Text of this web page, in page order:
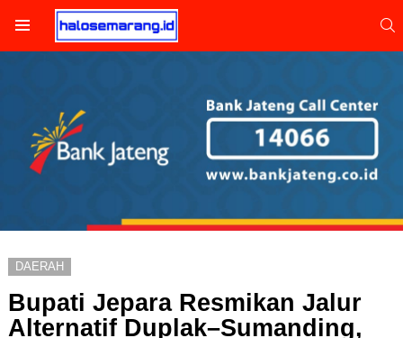
DAERAH
Bupati Jepara Resmikan Jalur
Alternatif Duplak–Sumanding,